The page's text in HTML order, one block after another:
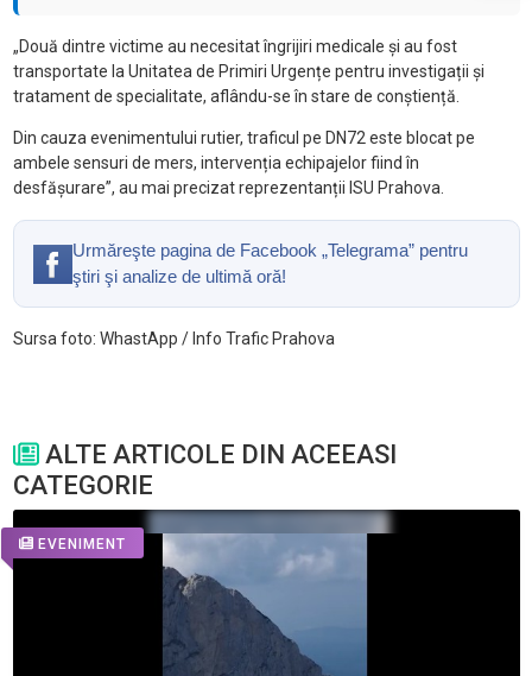
„Două dintre victime au necesitat îngrijiri medicale și au fost
transportate la Unitatea de Primiri Urgențe pentru investigații și
tratament de specialitate, aflându-se în stare de conștiență.
Din cauza evenimentului rutier, traficul pe DN72 este blocat pe
ambele sensuri de mers, intervenția echipajelor fiind în
desfășurare”, au mai precizat reprezentanții ISU Prahova.
Urmăreşte pagina de Facebook „Telegrama” pentru
ştiri şi analize de ultimă oră!
Sursa foto: WhastApp / Info Trafic Prahova
ALTE ARTICOLE DIN ACEEASI
CATEGORIE
EVENIMENT